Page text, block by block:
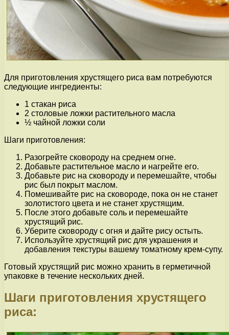
Для приготовления хрустящего риса вам потребуются
следующие ингредиенты:
1 стакан риса
2 столовые ложки растительного масла
½ чайной ложки соли
Шаги приготовления:
Разогрейте сковороду на среднем огне.
Добавьте растительное масло и нагрейте его.
Добавьте рис на сковороду и перемешайте, чтобы
рис был покрыт маслом.
Помешивайте рис на сковороде, пока он не станет
золотистого цвета и не станет хрустящим.
После этого добавьте соль и перемешайте
хрустящий рис.
Уберите сковороду с огня и дайте рису остыть.
Используйте хрустящий рис для украшения и
добавления текстуры вашему томатному крем-супу.
Готовый хрустящий рис можно хранить в герметичной
упаковке в течение нескольких дней.
Шаги приготовления хрустящего
риса: